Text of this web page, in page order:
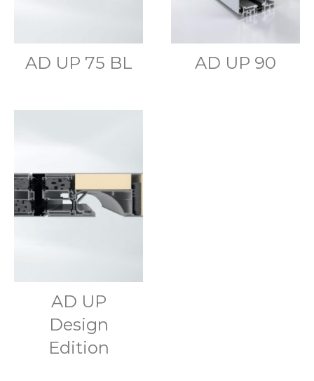
AD UP 75 BL AD UP 90
AD UP
Design
Edition